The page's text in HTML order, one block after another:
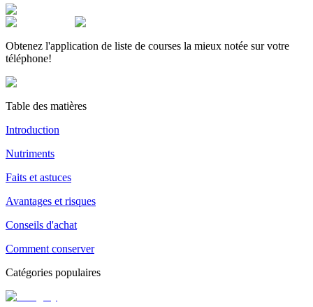
Obtenez l'application de liste de courses la mieux notée sur votre
téléphone!
Table des matières
Introduction
Nutriments
Faits et astuces
Avantages et risques
Conseils d'achat
Comment conserver
Catégories populaires